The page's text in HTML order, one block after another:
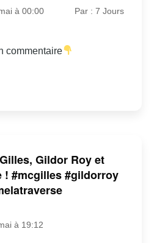
à 00:00 Par : 7 Jours
commentaire
Gildor Roy et
! #mcgilles #gildorroy
à 19:12